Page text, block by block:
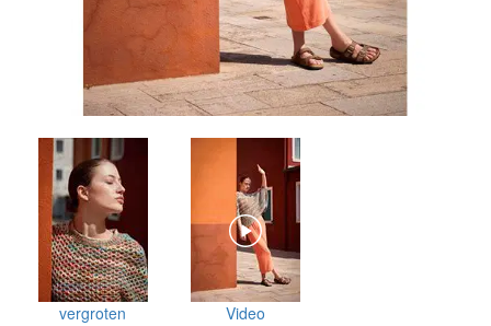
vergroten Video